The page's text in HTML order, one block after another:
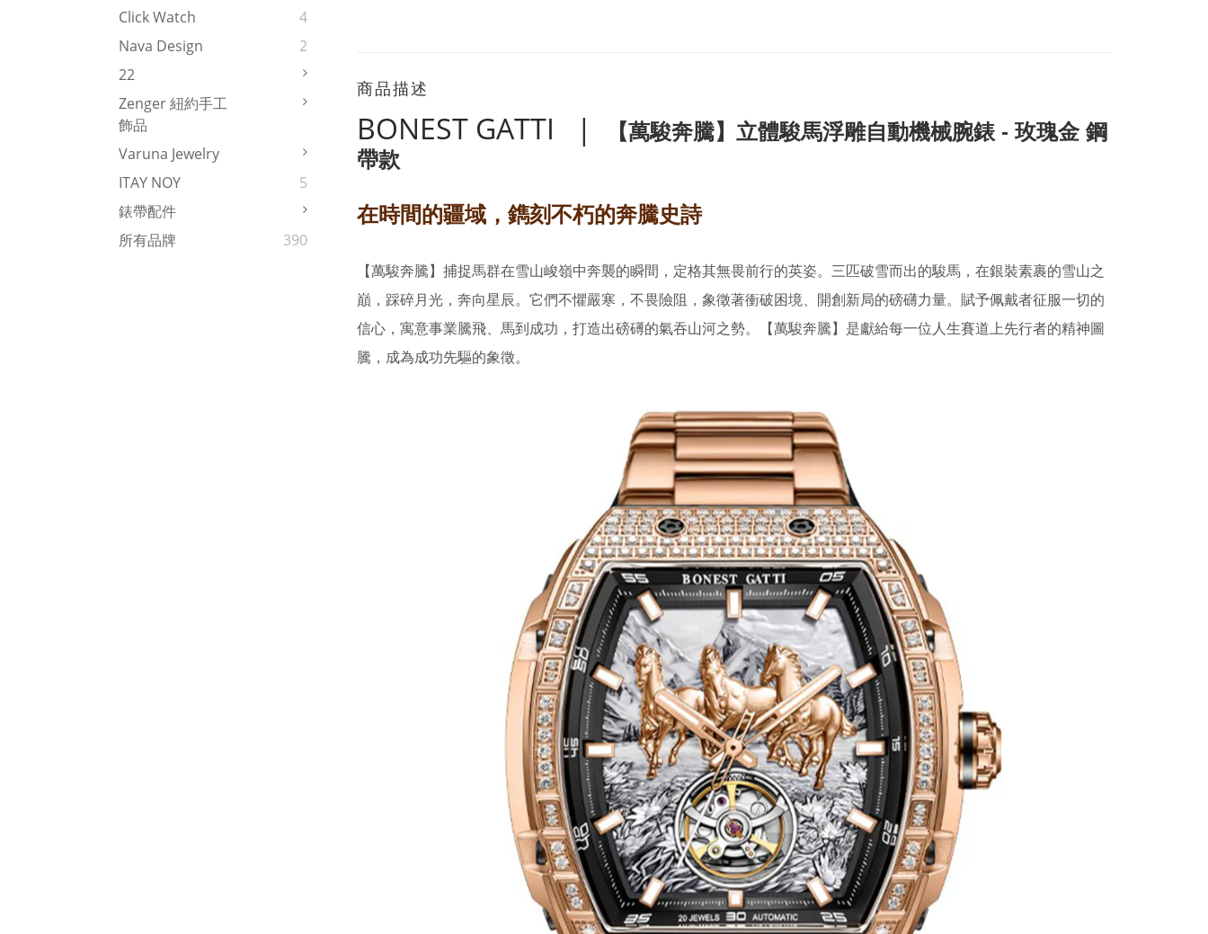
Click Watch
4
Nava Design
2
22
Zenger 紐約手工
飾品
Varuna Jewelry
ITAY NOY
5
錶帶配件
所有品牌
390
商品描述
BONEST GATTI | 【萬駿奔騰】 立體駿馬浮雕自動機械腕錶 -玫瑰金 鋼
帶款
在時間的疆域，鐫刻不朽的奔騰史詩
【萬駿奔騰】 捕捉馬群在雪山峻嶺中奔襲的瞬間，定格其無畏前行的英姿。 三匹破雪而出的駿馬，在銀裝素裹的雪山之
巔，踩碎月光，奔向星辰。 它們不懼嚴寒，不畏險阻，象徵著衝破困境、開創新局的磅礴力量。 賦予佩戴者征服一切的
信心，寓意事業騰飛、馬到成功， 打造出磅礡的氣吞山河之勢。 【萬駿奔騰】 是獻給每一位人生賽道上先行者的精神圖
騰，成為成功先驅的象徵。